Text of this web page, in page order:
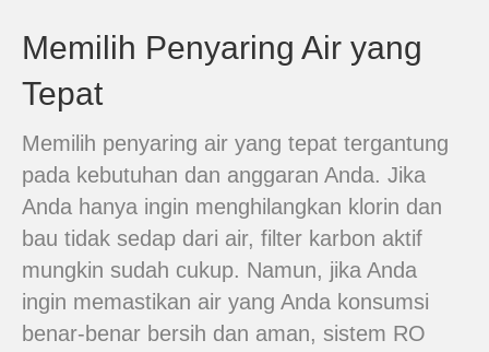
Memilih Penyaring Air yang
Tepat
Memilih penyaring air yang tepat tergantung
pada kebutuhan dan anggaran Anda. Jika
Anda hanya ingin menghilangkan klorin dan
bau tidak sedap dari air, filter karbon aktif
mungkin sudah cukup. Namun, jika Anda
ingin memastikan air yang Anda konsumsi
benar-benar bersih dan aman, sistem RO